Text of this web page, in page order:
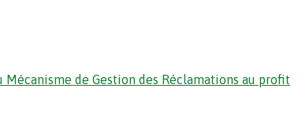
de Gestion des Réclamations au profit